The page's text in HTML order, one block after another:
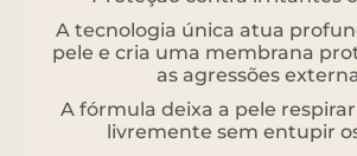
A tecnologia única atua
pele e cria uma membrana
as agressões
A fórmula deixa a pele
livremente sem entupir